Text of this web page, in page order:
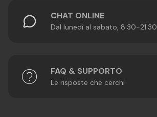
CHAT ONLINE
Dal lunedì al sabato, 8:30-21:30
FAQ & SUPPORTO
Le risposte che cerchi